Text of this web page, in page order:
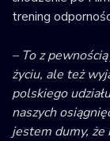
trening
– To z
życiu, ale też
polskiego
naszych
jestem dumy, że